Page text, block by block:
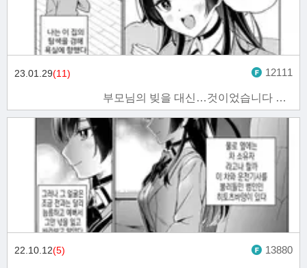
부모님의 빚을 대신…것이었습니다 6화
23.01.29(11) 12111
22.10.12(5) 13880